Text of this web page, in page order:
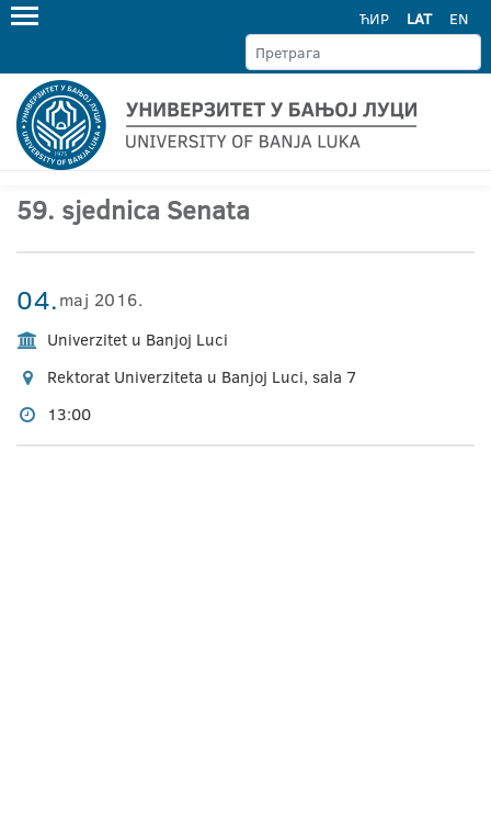
ЋИР LAT EN
59. sjednica Senata
04.maj 2016.
Univerzitet u Banjoj Luci
Rektorat Univerziteta u Banjoj Luci, sala 7
13:00